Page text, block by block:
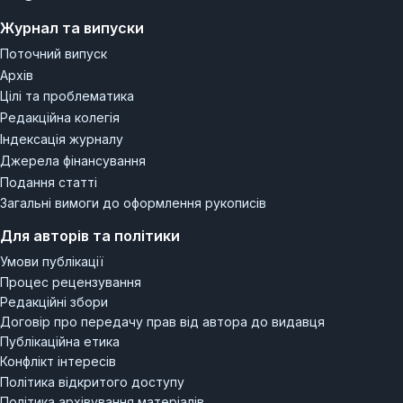
Журнал та випуски
Поточний випуск
Архів
Цілі та проблематика
Редакційна колегія
Індексація журналу
Джерела фінансування
Подання статті
Загальні вимоги до оформлення рукописів
Для авторів та політики
Умови публікації
Процес рецензування
Редакційні збори
Договір про передачу прав від автора до видавця
Публікаційна етика
Конфлікт інтересів
Політика відкритого доступу